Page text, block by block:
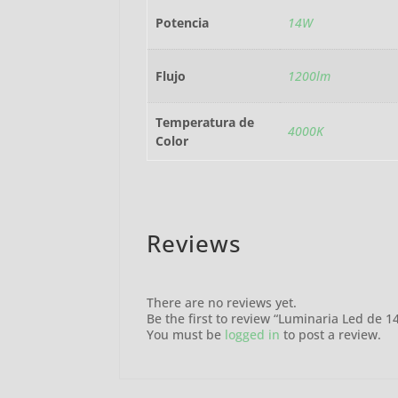
Potencia 14W
Flujo 1200lm
Temperatura de
Color
4000K
Reviews
There are no reviews yet.
Be the first to review “Luminaria Led de
You must be logged in to post a review.